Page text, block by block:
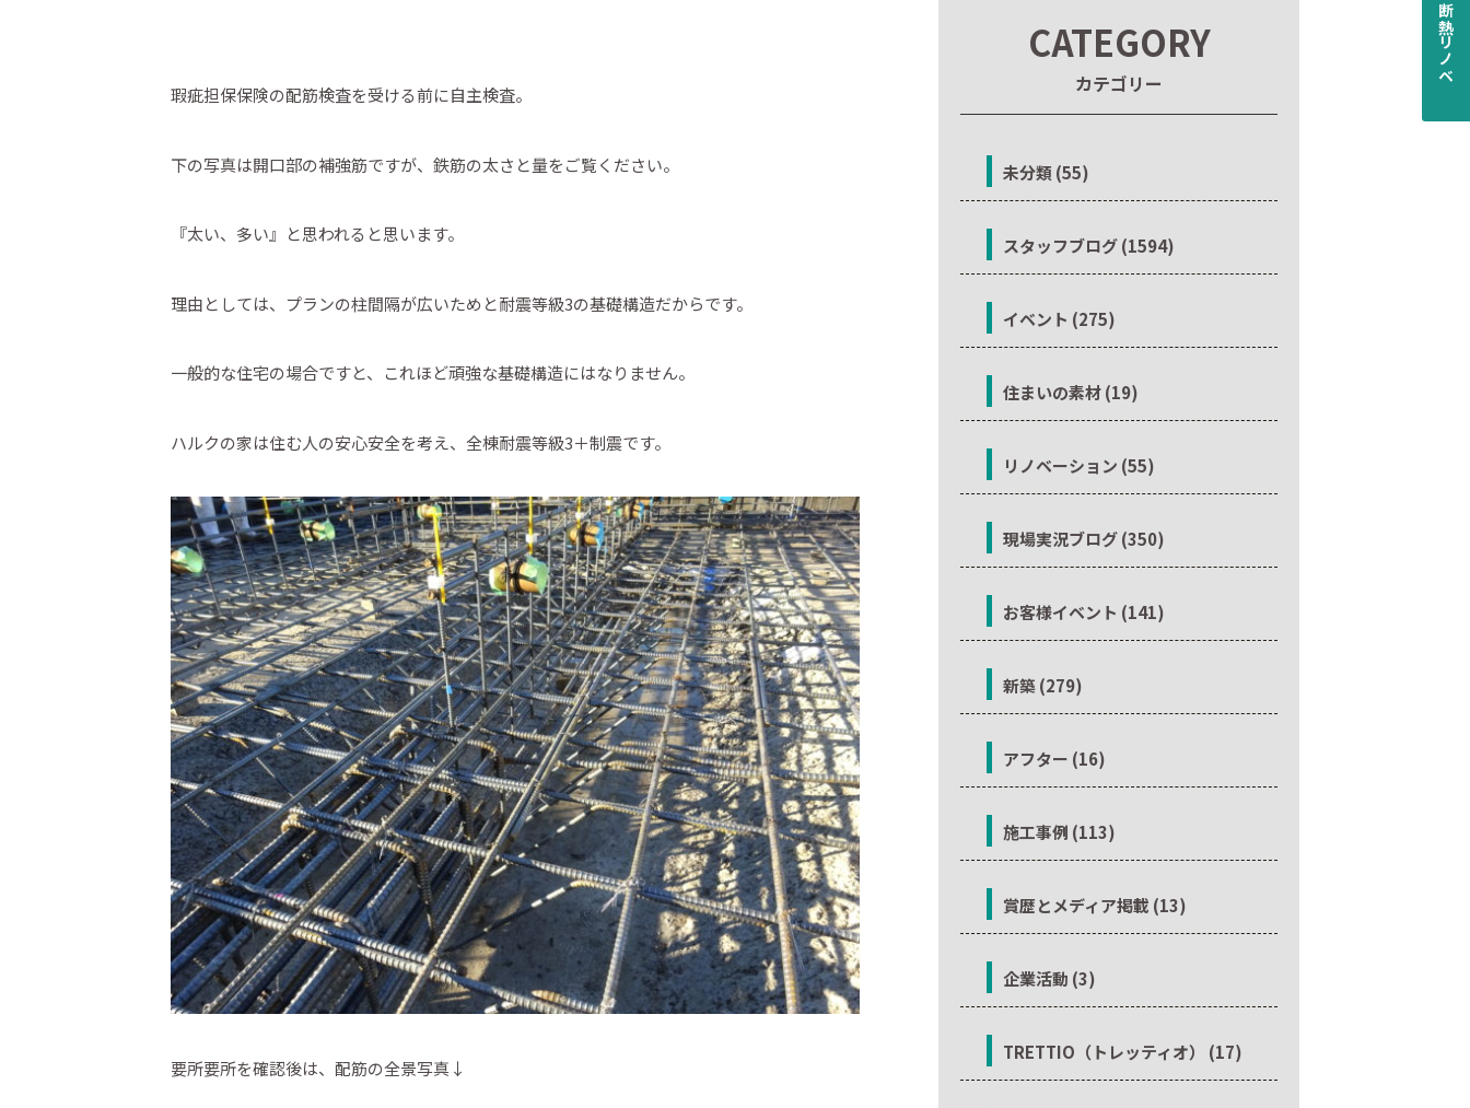
瑕疵担保保険の配筋検査を受ける前に自主検査。
下の写真は開口部の補強筋ですが、鉄筋の太さと量をご覧ください。
『太い、多い』と思われると思います。
理由としては、プランの柱間隔が広いためと耐震等級3の基礎構造だからです。
一般的な住宅の場合ですと、これほど頑強な基礎構造にはなりません。
ハルクの家は住む人の安心安全を考え、全棟耐震等級3＋制震です。
要所要所を確認後は、配筋の全景写真↓
CATEGORY
カテゴリー
未分類 (55)
スタッフブログ (1594)
イベント (275)
住まいの素材 (19)
リノベーション (55)
現場実況ブログ (350)
お客様イベント (141)
新築 (279)
アフター (16)
施工事例 (113)
賞歴とメディア掲載 (13)
企業活動 (3)
TRETTIO（トレッティオ） (17)
断熱リノベ